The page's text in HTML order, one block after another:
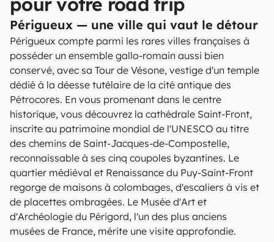
Périgueux — une ville qui vaut le détour
Périgueux compte parmi les rares villes françaises à
posséder un ensemble gallo-romain aussi bien
conservé, avec sa Tour de Vésone, vestige d'un temple
dédié à la déesse tutélaire de la cité antique des
Pétrocores. En vous promenant dans le centre
historique, vous découvrez la cathédrale Saint-Front,
inscrite au patrimoine mondial de l'UNESCO au titre
des chemins de Saint-Jacques-de-Compostelle,
reconnaissable à ses cinq coupoles byzantines. Le
quartier médiéval et Renaissance du Puy-Saint-Front
regorge de maisons à colombages, d'escaliers à vis et
de placettes ombragées. Le Musée d'Art et
d'Archéologie du Périgord, l'un des plus anciens
musées de France, mérite une visite approfondie.